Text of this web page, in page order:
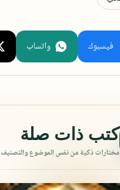
كتب ذات صلة
مختارات ذكية من نفس الموضوع والتصنيف